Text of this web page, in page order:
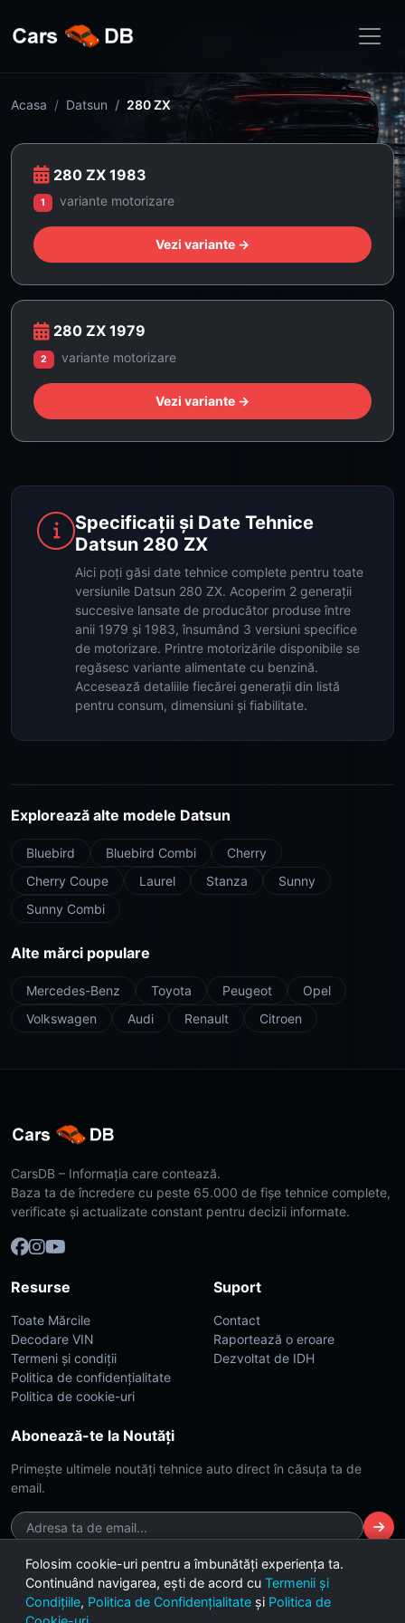
Acasa Datsun 280 ZX
280 ZX 1983
1 variante motorizare
Vezi variante →
280 ZX 1979
2 variante motorizare
Vezi variante →
Specificații și Date Tehnice
Datsun 280 ZX
Aici poți găsi date tehnice complete pentru toate
versiunile Datsun 280 ZX. Acoperim 2 generații
succesive lansate de producător produse între
anii 1979 și 1983, însumând 3 versiuni specifice
de motorizare. Printre motorizările disponibile se
regăsesc variante alimentate cu benzină.
Accesează detaliile fiecărei generații din listă
pentru consum, dimensiuni și fiabilitate.
Explorează alte modele Datsun
Bluebird Bluebird Combi
Cherry
Cherry Coupe
Laurel Stanza
Sunny
Sunny Combi
Alte mărci populare
Mercedes-Benz Toyota Peugeot
Opel
Volkswagen
Audi Renault Citroen
CarsDB – Informația care contează.
Baza ta de încredere cu peste 65.000 de fișe tehnice complete,
verificate și actualizate constant pentru decizii informate.
Resurse
Toate Mărcile
Decodare VIN
Termeni și condiții
Politica de confidențialitate
Politica de cookie-uri
Suport
Contact
Raportează o eroare
Dezvoltat de IDH
Abonează-te la Noutăți
Primește ultimele noutăți tehnice auto direct în căsuța ta de
email.
© 2026 CarsDB. Toate drepturile rezervate. Made with ❤️ for car
enthusiasts.
Folosim cookie-uri pentru a îmbunătăți experiența ta.
Continuând navigarea, ești de acord cu Termenii și
Condițiile, Politica de Confidențialitate și Politica de